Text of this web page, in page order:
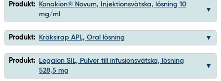
Produkt:
Konakion® Novum, Injektionsvätska, lösning 10
mg/ml
Produkt: Kräksirap APL, Oral lösning
Produkt:
Legalon SIL, Pulver till infusionsvätska, lösning
528,5 mg